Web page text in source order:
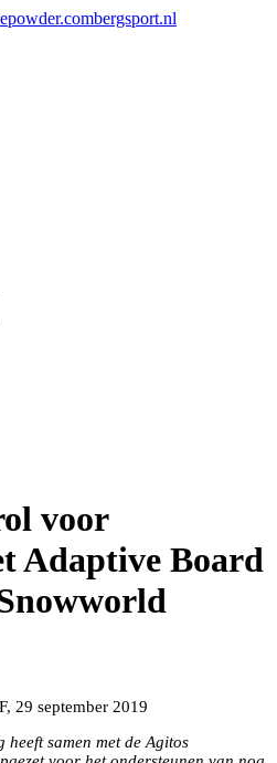
bergsport.nl
voor
Adaptive Board
Chicks Camp met atleten en
29 september 2019
heeft samen met de Agitos